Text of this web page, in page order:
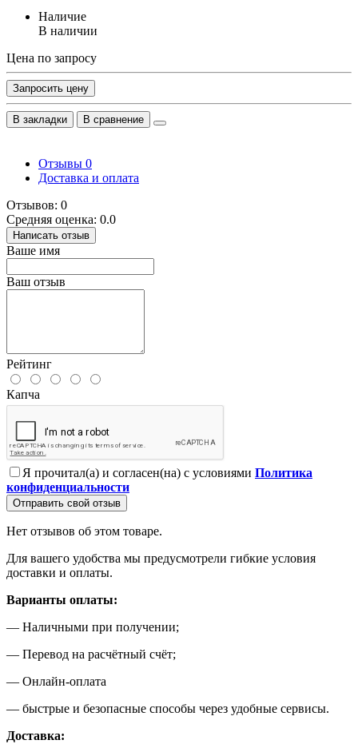
Наличие
В наличии
Цена по запросу
Запросить цену
В закладки В сравнение
Отзывы 0
Доставка и оплата
Отзывов: 0
Средняя оценка: 0.0
Написать отзыв
Ваше имя
Ваш отзыв
Рейтинг
Капча
Я прочитал(а) и согласен(на) с условиями Политика
конфиденциальности
Отправить свой отзыв
Нет отзывов об этом товаре.
Для вашего удобства мы предусмотрели гибкие условия
доставки и оплаты.
Варианты оплаты:
— Наличными при получении;
— Перевод на расчётный счёт;
— Онлайн-оплата
— быстрые и безопасные способы через удобные сервисы.
Доставка: